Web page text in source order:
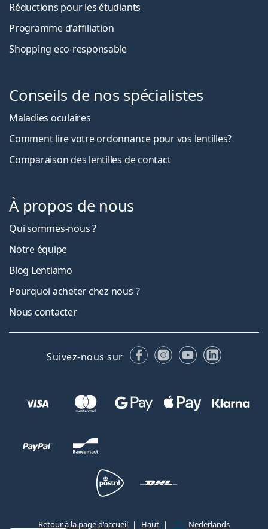
Réductions pour les étudiants
Programme d'affiliation
Shopping eco-responsable
Conseils de nos spécialistes
Maladies oculaires
Comment lire votre ordonnance pour vos lentilles?
Comparaison des lentilles de contact
À propos de nous
Qui sommes-nous ?
Notre équipe
Blog Lentiamo
Pourquoi acheter chez nous ?
Nous contacter
Suivez-nous sur FacebookInstagram
YouTubeLinkedIn
Retour à la page d'accueil Haut Nederlands